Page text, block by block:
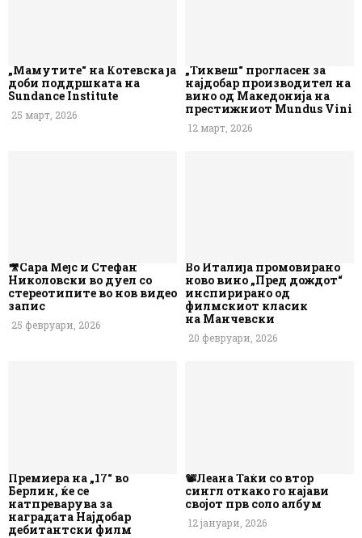
„Мамутите“ на Котевска ја
доби поддршката на
Sundance Institute
25 март, 2026
„Тиквеш“ прогласен за
најдобар производител на
вино од Македонија на
престижниот Mundus Vini
12 март, 2026
🎥Сара Мејс и Стефан
Николовски во дуел со
стереотипите во нов видео
запис
25 февруари, 2026
Во Италија промовирано
ново вино „Пред дождот“
инспирирано од
филмскиот класик
на Манчевски
20 февруари, 2026
Премиера на „17“ во
Берлин, ќе се
натпреварува за
наградата Најдобар
дебитантски филм
📽️Леана Таќи со втор
сингл откако го најави
својот прв соло албум
12 јануари, 2026